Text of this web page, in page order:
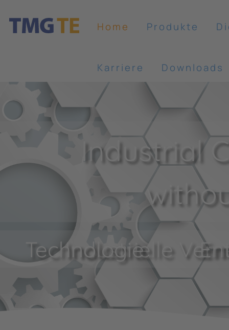
Home Produkte
Karriere Downloads
Industrielle
Industrial
Technologie